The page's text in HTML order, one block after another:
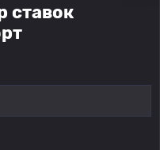
ставок